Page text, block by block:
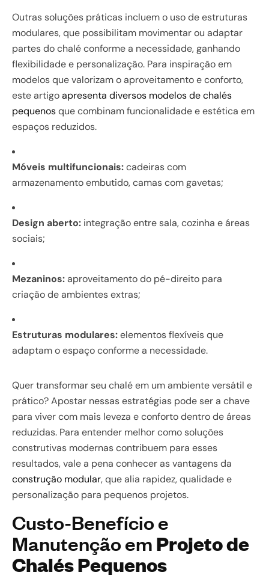
Outras soluções práticas incluem o uso de estruturas
modulares, que possibilitam movimentar ou adaptar
partes do chalé conforme a necessidade, ganhando
flexibilidade e personalização. Para inspiração em
modelos que valorizam o aproveitamento e conforto,
este artigoapresenta diversos modelos de chalés
pequenosque combinam funcionalidade e estética em
espaços reduzidos.
Móveis multifuncionais:cadeiras com
armazenamento embutido, camas com gavetas;
Design aberto: integração entre sala, cozinha e áreas
sociais;
Mezaninos:aproveitamento do pé-direito para
criação de ambientes extras;
Estruturas modulares:elementos flexíveis que
adaptam o espaço conforme a necessidade.
Quer transformar seu chalé em um ambiente versátil e
prático? Apostar nessas estratégias pode ser a chave
para viver com mais leveza e conforto dentro de áreas
reduzidas. Para entender melhor como soluções
construtivas modernas contribuem para esses
resultados, vale a pena conhecer as vantagens da
construção modular, que alia rapidez, qualidade e
personalização para pequenos projetos.
Custo-Benefício e
Manutenção emProjeto de
Chalés Pequenos